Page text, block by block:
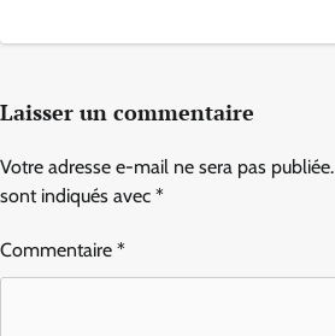
Laisser un commentaire
Votre adresse e-mail ne sera pas publiée.
sont indiqués avec *
Commentaire *